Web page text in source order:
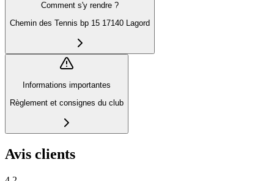
Comment s'y rendre ?
Chemin des Tennis bp 15 17140 Lagord
Informations importantes
Règlement et consignes du club
Avis clients